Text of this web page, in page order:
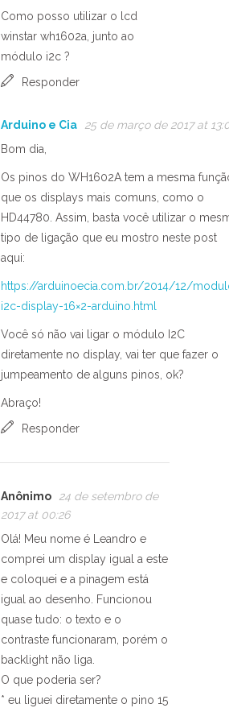
Como posso utilizar o lcd
winstar wh1602a, junto ao
módulo i2c ?
Responder
Arduino e Cia
25 de março de 2017 at
Bom dia,
Os pinos do WH1602A tem a mesma
que os displays mais comuns, como o
HD44780. Assim, basta você utilizar o
tipo de ligação que eu mostro neste post
aqui:
https://arduinoecia.com.br/2014/12/
i2c-display-16×2-arduino.html
Você só não vai ligar o módulo I2C
diretamente no display, vai ter que fazer o
jumpeamento de alguns pinos, ok?
Abraço!
Responder
Anônimo
24 de setembro de
2017 at 00:26
Olá! Meu nome é Leandro e
comprei um display igual a este
e coloquei e a pinagem está
igual ao desenho. Funcionou
quase tudo: o texto e o
contraste funcionaram, porém o
backlight não liga.
O que poderia ser?
* eu liguei diretamente o pino 15